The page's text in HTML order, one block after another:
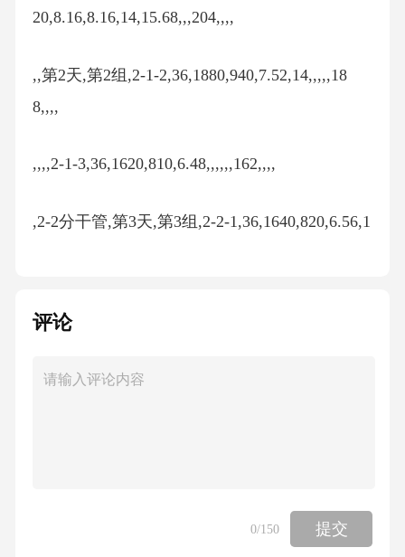
20,8.16,8.16,14,15.68,,,204,,,,
,,第2天,第2组,2-1-2,36,1880,940,7.52,14,,,,,18
8,,,,
,,,,2-1-3,36,1620,810,6.48,,,,,,162,,,,
,2-2分干管,第3天,第3组,2-2-1,36,1640,820,6.56,1
,,,,2-2-2,36,1760,880,7.04,,,,,,176,,,,
,,第4天,第4组,2-2-3,36,2180,1090,8.72,8.72,,,,,21
评论
0/150 提交